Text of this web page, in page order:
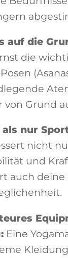
auf die
die
von Grund
als nur
nicht
und
auch deine
Eine